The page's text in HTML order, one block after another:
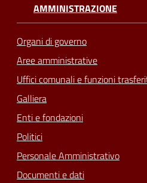
AMMINISTRAZIONE
Organi di governo
Aree amministrative
Uffici comunali e funzioni
Galliera
Enti e fondazioni
Politici
Personale Amministrativo
Documenti e dati